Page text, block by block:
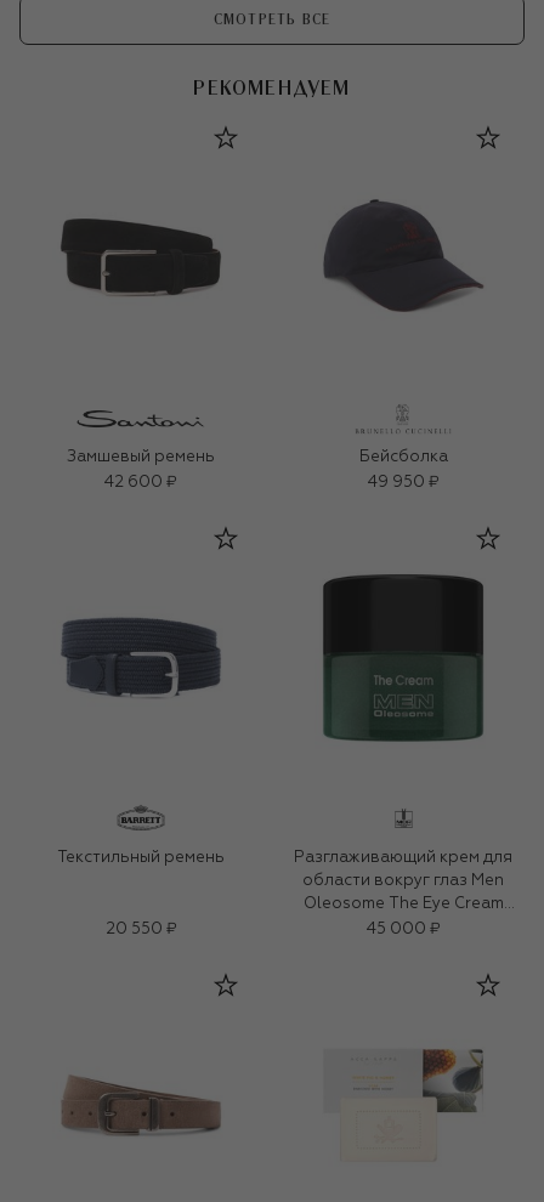
СМОТРЕТЬ ВСЕ
РЕКОМЕНДУЕМ
Замшевый ремень
42 600 ₽
Бейсболка
49 950 ₽
Текстильный ремень
20 550 ₽
Разглаживающий крем для
области вокруг глаз Men
Oleosome The Eye Cream
(15ml)
45 000 ₽